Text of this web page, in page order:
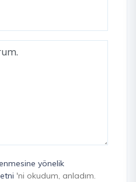
yönelik
'ni okudum, anladım.